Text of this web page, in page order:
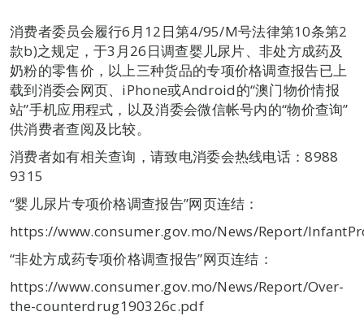
消费者委员会履行6月12日第4/95/M号法律第10条第2
款b)之规定，于3月26日调查婴儿尿片、非处方成药及
奶粉的零售价，以上三种货品的专项价格调查报告已上
载到消委会网页、iPhone或Android的“澳门物价情报
站”手机应用程式，以及消委会微信帐号内的“物价查询”
供消费者查阅及比较。
消费者如有相关查询，请致电消委会热线电话：8988
9315
“婴儿尿片专项价格调查报告”网页连结：
https://www.consumer.gov.mo/News/Report/
“非处方成药专项价格调查报告”网页连结：
https://www.consumer.gov.mo/News/Report/Over-
the-counterdrug190326c.pdf